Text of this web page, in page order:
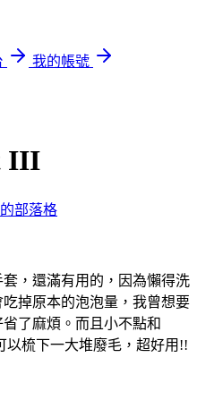
我的帳號
III
的部落格
，還滿有用的，因為懶得洗
掉原本的泡泡量，我曾想要
了麻煩。而且小不點和
以梳下一大堆廢毛，超好用!!